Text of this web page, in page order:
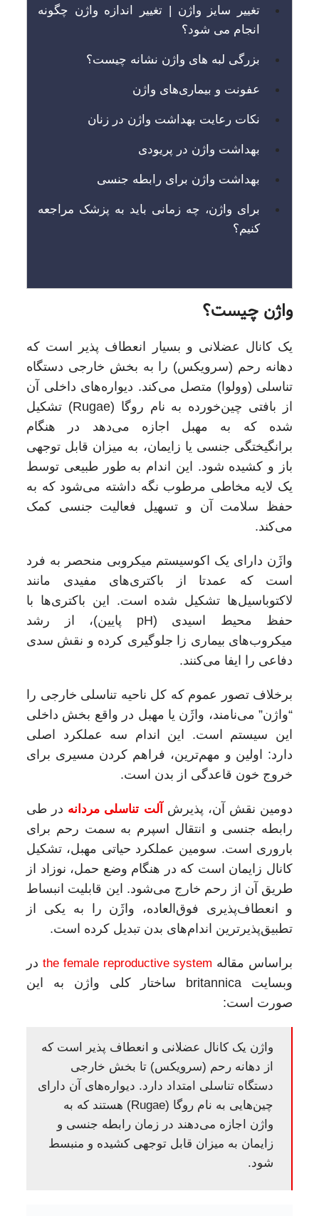
تغییر سایز واژن | تغییر اندازه واژن چگونه
انجام می شود؟
بزرگی لبه های واژن نشانه چیست؟
عفونت و بیماری‌های واژن
نکات رعایت بهداشت واژن در زنان
بهداشت واژن در پریودی
بهداشت واژن برای رابطه جنسی
برای واژن، چه زمانی باید به پزشک مراجعه
کنیم؟
واژن چیست؟
یک کانال عضلانی و بسیار انعطاف‌ پذیر است که
دهانه رحم (سرویکس) را به بخش خارجی دستگاه
تناسلی (وولوا) متصل می‌کند. دیواره‌های داخلی آن
از بافتی چین‌خورده به نام روگا (Rugae) تشکیل
شده که به مهبل اجازه می‌دهد در هنگام
برانگیختگی جنسی یا زایمان، به میزان قابل توجهی
باز و کشیده شود. این اندام به طور طبیعی توسط
یک لایه مخاطی مرطوب نگه داشته می‌شود که به
حفظ سلامت آن و تسهیل فعالیت جنسی کمک
می‌کند.
واژَن دارای یک اکوسیستم میکروبی منحصر به فرد
است که عمدتا از باکتری‌های مفیدی مانند
لاکتوباسیل‌ها تشکیل شده است. این باکتری‌ها با
حفظ محیط اسیدی (pH پایین)، از رشد
میکروب‌های بیماری‌ زا جلوگیری کرده و نقش سدی
دفاعی را ایفا می‌کنند.
برخلاف تصور عموم که کل ناحیه تناسلی خارجی را
“واژن” می‌نامند، واژَن یا مهبل در واقع بخش داخلی
این سیستم است. این اندام سه عملکرد اصلی
دارد: اولین و مهم‌ترین، فراهم کردن مسیری برای
خروج خون قاعدگی از بدن است.
دومین نقش آن، پذیرش آلت تناسلی مردانه در طی
رابطه جنسی و انتقال اسپرم به سمت رحم برای
باروری است. سومین عملکرد حیاتی مهبل، تشکیل
کانال زایمان است که در هنگام وضع حمل، نوزاد از
طریق آن از رحم خارج می‌شود. این قابلیت انبساط
و انعطاف‌پذیری فوق‌العاده، واژَن را به یکی از
تطبیق‌پذیرترین اندام‌های بدن تبدیل کرده است.
براساس مقاله the female reproductive system
در
وبسایت britannica ساختار کلی واژن به این
صورت است:
واژن یک کانال عضلانی و انعطاف‌ پذیر است که
از دهانه رحم (سرویکس) تا بخش خارجی
دستگاه تناسلی امتداد دارد. دیواره‌های آن دارای
چین‌هایی به نام روگا (Rugae) هستند که به
واژن اجازه می‌دهند در زمان رابطه جنسی و
زایمان به میزان قابل توجهی کشیده و منبسط
شود.